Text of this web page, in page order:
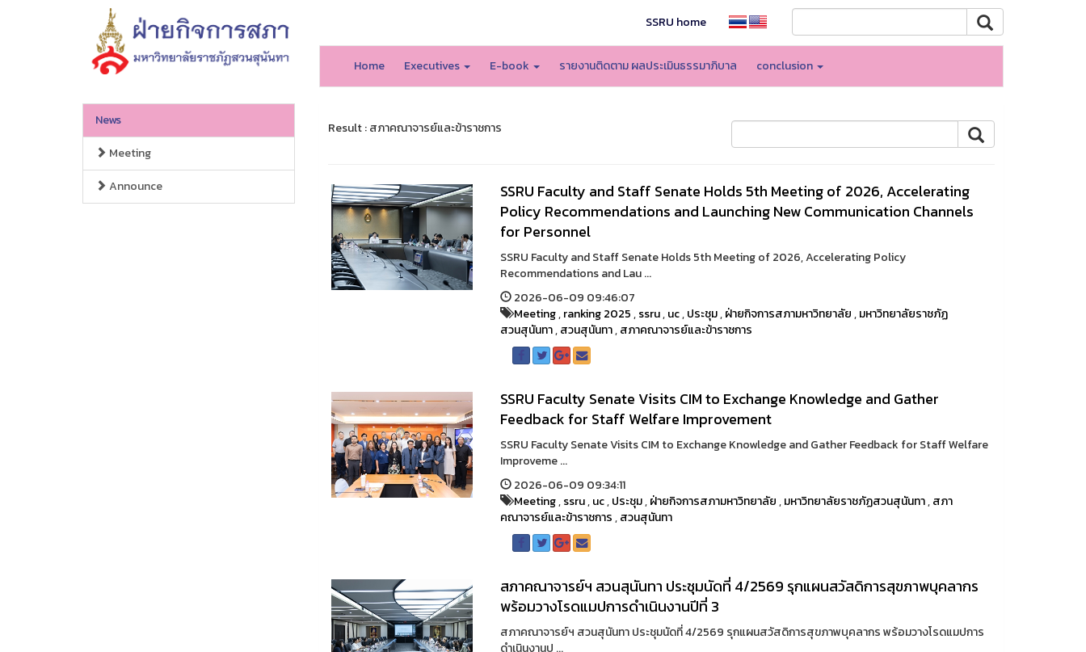
SSRU home
Home Executives E-book รายงานติดตาม ผลประเมินธรรมาภิบาล conclusion
News
Meeting
Announce
Result : สภาคณาจารย์และข้าราชการ
SSRU Faculty and Staff Senate Holds 5th Meeting of 2026, Accelerating
Policy Recommendations and Launching New Communication Channels
for Personnel
SSRU Faculty and Staff Senate Holds 5th Meeting of 2026, Accelerating Policy
Recommendations and Lau ...
2026-06-09 09:46:07
Meeting,ranking 2025,ssru,uc,ประชุม,ฝ่ายกิจการสภามหาวิทยาลัย,มหาวิทยาลัยราชภัฏ
สวนสุนันทา,สวนสุนันทา,สภาคณาจารย์และข้าราชการ
SSRU Faculty Senate Visits CIM to Exchange Knowledge and Gather
Feedback for Staff Welfare Improvement
SSRU Faculty Senate Visits CIM to Exchange Knowledge and Gather Feedback for Staff Welfare
Improveme ...
2026-06-09 09:34:11
Meeting,ssru,uc,ประชุม,ฝ่ายกิจการสภามหาวิทยาลัย,มหาวิทยาลัยราชภัฏสวนสุนันทา,สภา
คณาจารย์และข้าราชการ,สวนสุนันทา
สภาคณาจารย์ฯ สวนสุนันทา ประชุมนัดที่ 4/2569 รุกแผนสวัสดิการสุขภาพบุคลากร
พร้อมวางโรดแมปการดำเนินงานปีที่ 3
สภาคณาจารย์ฯ สวนสุนันทา ประชุมนัดที่ 4/2569 รุกแผนสวัสดิการสุขภาพบุคลากร พร้อมวางโรดแมปการ
ดำเนินงานป ...